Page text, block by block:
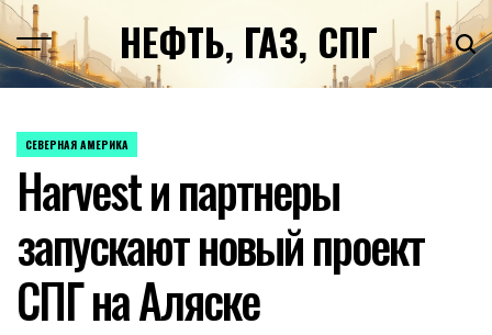
Перейти
к
содержимомуНЕФТЬ, ГАЗ, СПГ
ОПУБЛИКОВАНО
СЕВЕРНАЯ АМЕРИКА
Harvest и партнеры
запускают новый проект
СПГ на Аляске